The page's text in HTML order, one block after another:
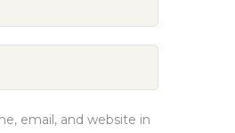
email, and website in